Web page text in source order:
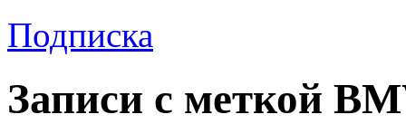
Подписка
Записи с меткой